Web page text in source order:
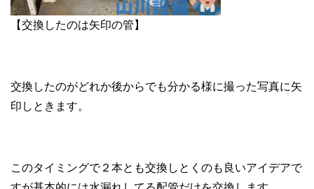
【交換したのは矢印の管】
交換したのがどれか後からでも分かる様に撮った写真に矢
印しときます。
このタイミングで２本とも交換しとくのも良いアイデアで